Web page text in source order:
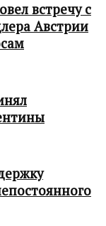
встречу с
Австрии